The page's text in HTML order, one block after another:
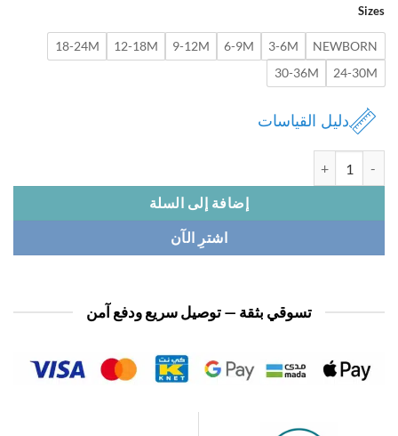
3-6M
6-9M
9-12M
12-18M
18-24M
24-
30-36M
دليل القياسات
إضافة إلى السلة
اشترِ الآن
تسوقي بثقة — توصيل سريع ودفع آمن